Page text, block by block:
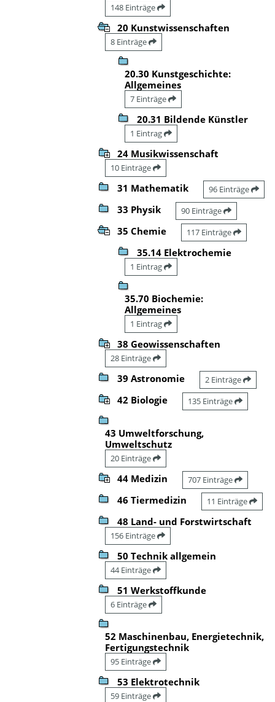
148 Einträge
20 Kunstwissenschaften
8 Einträge
20.30 Kunstgeschichte:
Allgemeines
7 Einträge
20.31 Bildende Künstler
1 Eintrag
24 Musikwissenschaft
10 Einträge
31 Mathematik 96 Einträge
33 Physik 90 Einträge
35 Chemie 117 Einträge
35.14 Elektrochemie
1 Eintrag
35.70 Biochemie:
Allgemeines
1 Eintrag
38 Geowissenschaften
28 Einträge
39 Astronomie 2 Einträge
42 Biologie 135 Einträge
43 Umweltforschung,
Umweltschutz
20 Einträge
44 Medizin 707 Einträge
46 Tiermedizin 11 Einträge
48 Land- und Forstwirtschaft
156 Einträge
50 Technik allgemein
44 Einträge
51 Werkstoffkunde
6 Einträge
52 Maschinenbau, Energietechnik,
Fertigungstechnik
95 Einträge
53 Elektrotechnik
59 Einträge